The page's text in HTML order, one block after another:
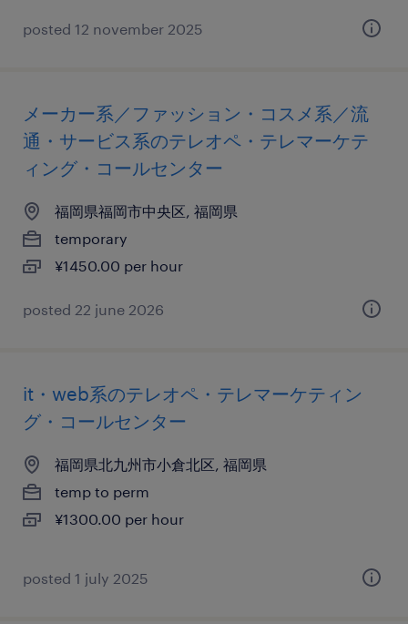
posted 12 november 2025
メーカー系／ファッション・コスメ系／流
通・サービス系のテレオペ・テレマーケテ
ィング・コールセンター
福岡県福岡市中央区, 福岡県
temporary
¥1450.00 per hour
posted 22 june 2026
it・web系のテレオペ・テレマーケティン
グ・コールセンター
福岡県北九州市小倉北区, 福岡県
temp to perm
¥1300.00 per hour
posted 1 july 2025